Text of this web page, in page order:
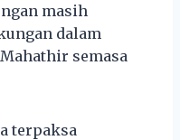
masih
dalam
semasa
terpaksa